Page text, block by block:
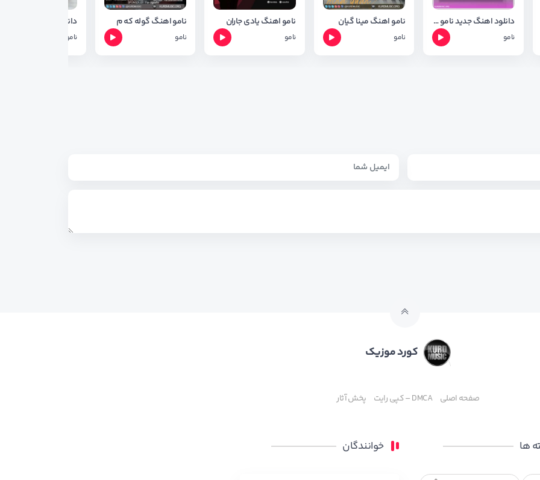
دانلود اهنگ جدید نامو بنام داگیرکه ر+ متن اهنگ
نامو
نامو اهنگ مینا گیان
نامو
نامو اهنگ یادی جاران
نامو
نامو اهنگ گوله که م
نامو نامو
کورد موزیک
صفحه اصلی DMCA – کپی رایت پخش آثار
ها خوانندگان